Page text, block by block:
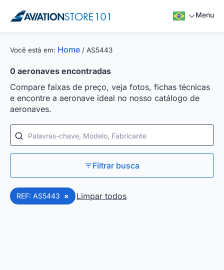
Menu
Você está em: Home / AS5443
0 aeronaves encontradas
Compare faixas de preço, veja fotos, fichas técnicas
e encontre a aeronave ideal no nosso catálogo de
aeronaves.
Palavras-chave, Modelo, Fabricante
Filtrar busca
REF: AS5443 × Limpar todos